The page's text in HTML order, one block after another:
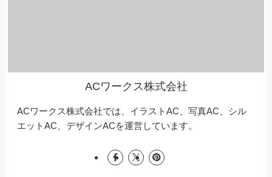
ACワークス株式会社
ACワークス株式会社では、イラストAC、写真AC、シル
エットAC、デザインACを運営しています。